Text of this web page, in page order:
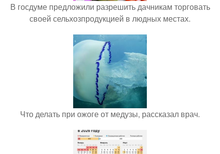
В госдуме предложили разрешить дачникам торговать
своей сельхозпродукцией в людных местах.
Что делать при ожоге от медузы, рассказал врач.